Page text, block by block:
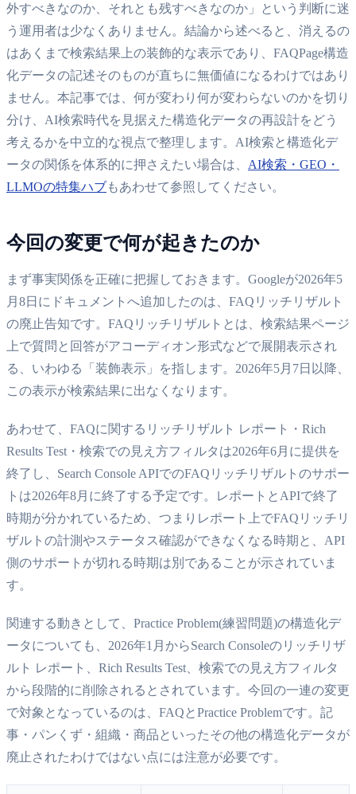
外すべきなのか、それとも残すべきなのか」という判断に迷
う運用者は少なくありません。結論から述べると、消えるの
はあくまで検索結果上の装飾的な表示であり、FAQPage構造
化データの記述そのものが直ちに無価値になるわけではあり
ません。本記事では、何が変わり何が変わらないのかを切り
分け、AI検索時代を見据えた構造化データの再設計をどう
考えるかを中立的な視点で整理します。AI検索と構造化デ
ータの関係を体系的に押さえたい場合は、 AI検索・GEO・
LLMOの特集ハブもあわせて参照してください。
今回の変更で何が起きたのか
まず事実関係を正確に把握しておきます。Googleが2026年5
月8日にドキュメントへ追加したのは、FAQリッチリザルト
の廃止告知です。FAQリッチリザルトとは、検索結果ページ
上で質問と回答がアコーディオン形式などで展開表示され
る、いわゆる「装飾表示」を指します。2026年5月7日以降、
この表示が検索結果に出なくなります。
あわせて、FAQに関するリッチリザルト レポート・Rich
Results Test・検索での見え方フィルタは2026年6月に提供を
終了し、Search Console APIでのFAQリッチリザルトのサポー
トは2026年8月に終了する予定です。レポートとAPIで終了
時期が分かれているため、つまりレポート上でFAQリッチリ
ザルトの計測やステータス確認ができなくなる時期と、API
側のサポートが切れる時期は別であることが示されていま
す。
関連する動きとして、Practice Problem(練習問題)の構造化デ
ータについても、2026年1月からSearch Consoleのリッチリザ
ルト レポート、Rich Results Test、検索での見え方フィルタ
から段階的に削除されるとされています。今回の一連の変更
で対象となっているのは、FAQとPractice Problemです。記
事・パンくず・組織・商品といったその他の構造化データが
廃止されたわけではない点には注意が必要です。